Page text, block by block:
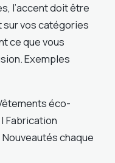
l’accent doit être
sur vos catégories
ce que vous
Exemples
éco-
Fabrication
Nouveautés chaque